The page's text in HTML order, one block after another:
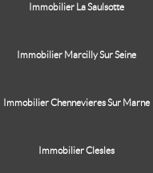
Immobilier La Saulsotte
Immobilier Marcilly Sur Seine
Immobilier Chennevieres Sur Marne
Immobilier Clesles